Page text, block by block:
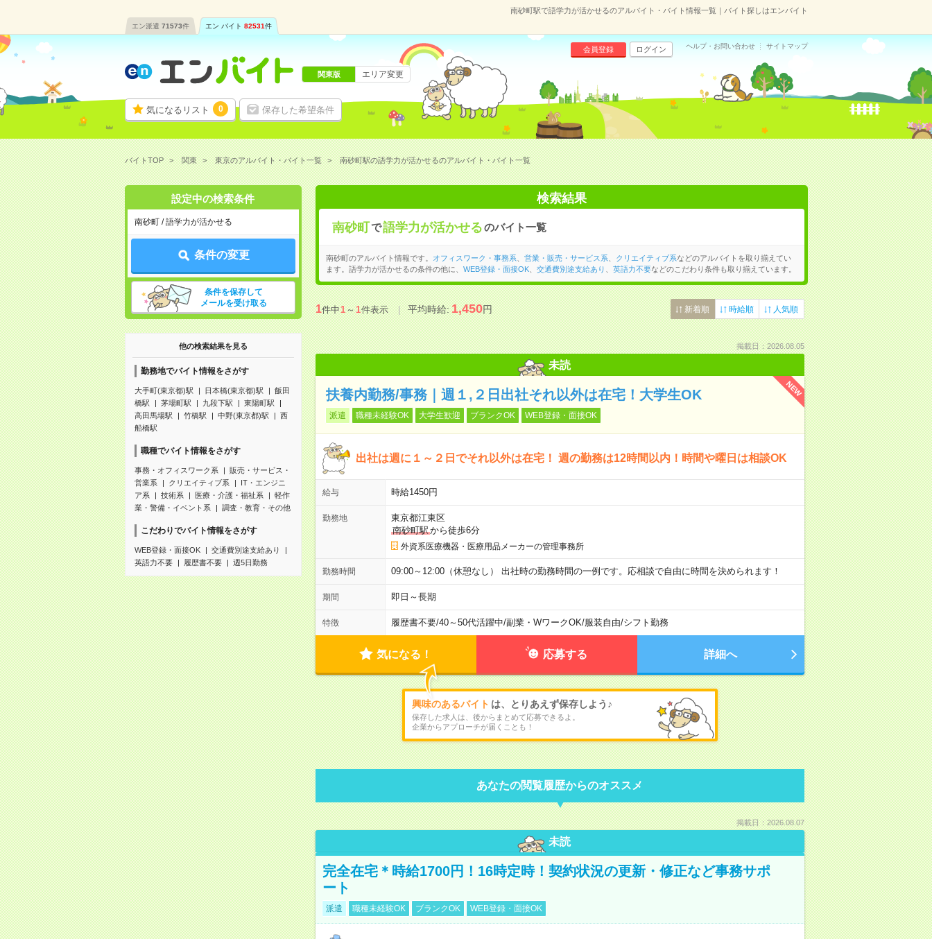
南砂町駅で語学力が活かせるのアルバイト・バイト情報一覧｜バイト探しはエンバイト
エン派遣 71573件 エン バイト 82531件
気になるリスト 0 保存した希望条件
会員登録 ログイン ヘルプ・お問い合わせ サイトマップ
関東版 エリア変更
バイトTOP 関東 東京のアルバイト・バイト一覧 南砂町駅の語学力が活かせるのアルバイト・バイト一覧
設定中の検索条件
南砂町 / 語学力が活かせる
条件の変更
条件を保存して
メールを受け取る
他の検索結果を見る
勤務地でバイト情報をさがす
大手町(東京都)駅 日本橋(東京都)駅
飯田
橋駅
茅場町駅 九段下駅
東陽町駅
高田馬場駅
竹橋駅 中野(東京都)駅
西
船橋駅
職種でバイト情報をさがす
事務・オフィスワーク系
販売・サービス・
営業系
クリエイティブ系
IT・エンジニ
ア系
技術系 医療・介護・福祉系
軽作
業・警備・イベント系
調査・教育・その他
こだわりでバイト情報をさがす
WEB登録・面接OK
交通費別途支給あり
英語力不要
履歴書不要 週5日勤務
検索結果
南砂町で語学力が活かせるのバイト一覧
南砂町のアルバイト情報です。 オフィスワーク・事務系 営業・販売・サービス系 クリエイティブ系などのアルバイトを取り揃えてい
ます。語学力が活かせるの条件の他に、 WEB登録・面接OK、 交通費別途支給あり 英語力不要などのこだわり条件も取り揃えています。
1件中1～1件表示 平均時給:1,450円 新着順 時給順 人気順
掲載日：2026.08.05
未読
NEW
扶養内勤務/事務｜週１,２日出社それ以外は在宅！大学生OK
派遣 職種未経験OK 大学生歓迎 ブランクOK WEB登録・面接OK
出社は週に１～２日でそれ以外は在宅！ 週の勤務は12時間以内！時間や曜日は相談OK
給与 時給1450円
勤務地
東京都江東区
南砂町駅から徒歩6分
外資系医療機器・医療用品メーカーの管理事務所
勤務時間 09:00～12:00（休憩なし） 出社時の勤務時間の一例です。応相談で自由に時間を決められます！
期間 即日～長期
特徴 履歴書不要/40～50代活躍中/副業・WワークOK/服装自由/シフト勤務
気になる！ 応募する 詳細へ
興味のあるバイト は、とりあえず保存しよう♪
保存した求人は、後からまとめて応募できるよ。
企業からアプローチが届くことも！
あなたの閲覧履歴からのオススメ
掲載日：2026.08.07
未読
完全在宅＊時給1700円！16時定時！契約状況の更新・修正など事務サポ
ート
派遣 職種未経験OK ブランクOK WEB登録・面接OK